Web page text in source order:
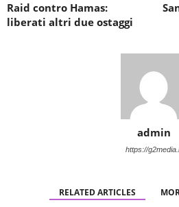
Raid contro Hamas:
liberati altri due ostaggi
admin
https://
RELATED ARTICLES